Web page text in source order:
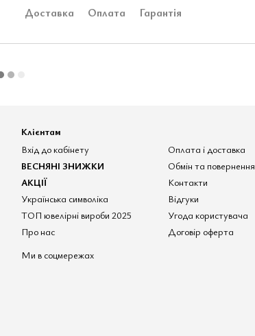
Доставка Оплата Гарантія
Клієнтам
Вхід до кабінету
ВЕСНЯНІ ЗНИЖКИ
АКЦІЇ
Українська символіка
ТОП ювелірні вироби 2025
Про нас
Оплата і доставка
Обмін та повернення
Контакти
Відгуки
Угода користувача
Договір оферта
Ми в соцмережах